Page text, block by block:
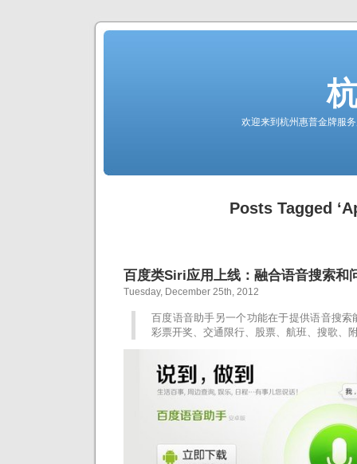
欢迎来到杭州惠普金牌服
Posts Tagged
百度类Siri应用上线：融合语音搜索和
Tuesday, December 25th, 2012
百度语音助手另一个功能在于提供语音搜索
彩票开奖、交通限行、股票、航班、搜歌、